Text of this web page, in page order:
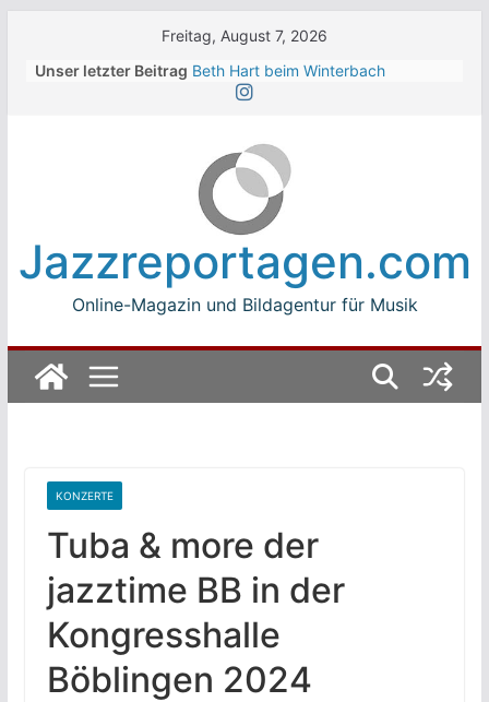
Freitag, August 7, 2026
Unser letzter Beitrag Beth Hart beim Winterbach
Zeltspektakel 2026
The Cinelli Brothers beim
Winterbach Zeltspektakel 2026
Jean-Michel Jarre bei den jazz open
Modena auf der Piazza Roma 2026
Beth Hart
Jazzreportagen.com
Online-Magazin und Bildagentur für Musik
KONZERTE
Tuba & more der
jazztime BB in der
Kongresshalle
Böblingen 2024